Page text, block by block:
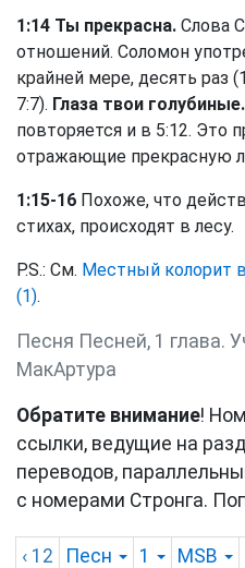
1:14 Ты прекрасна. Слова
отношений. Соломон
крайней мере, десять раз
7:7). Глаза твои голубиные.
повторяется и в 5:12. Это
отражающие прекрасную
1:15-16 Похоже, что
стихах, происходят в лесу.
P.S.: См. Местный колорит
(1).
Песня Песней, 1 глава.
МакАртура
Обратите внимание!
ссылки, ведущие на
переводов,
с номерами Стронга.
‹ 12 Песн 1 MSB